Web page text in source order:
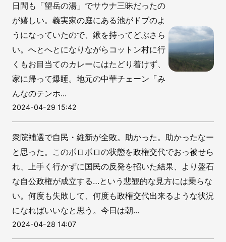
日間も「望岳の湯」でサウナ三昧だったの
が嬉しい。義実家の庭にある池がドブのよ
うになっていたので、鍬を持ってどぶさら
い。へとへとになりながらコットン村に行
くもお目当てのカレーにはたどり着けず、
家に帰って爆睡。地元の中華チェーン「み
んなのテンホ...
2024-04-29 15:42
衆院補選で自民・維新が全敗。助かった。助かったなー
と思った。このボロボロの状態を政権交代でおっ被せら
れ、上手く行かずに国民の反発を招いた結果、より盤石
な自公政権が成立する…という悲観的な見方には乗らな
い。何度も失敗して、何度も政権交代出来るような状況
になればいいなと思う。今日は朝...
2024-04-28 14:07